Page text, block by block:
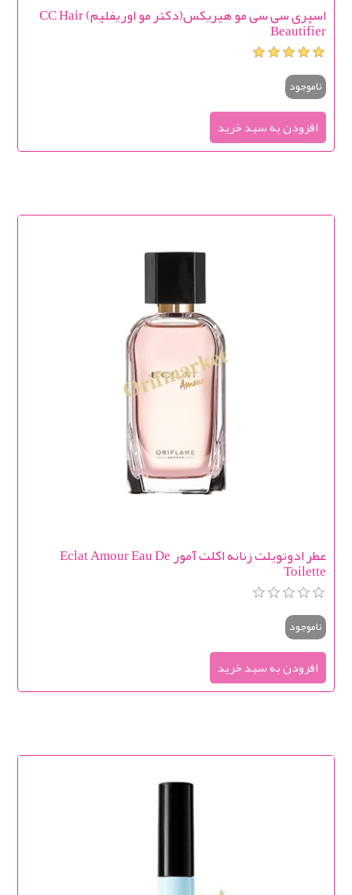
اسپری سی سی مو هیریکس(دکتر مو اوریفلیم) CC Hair
Beautifier
ناموجود
عطر ادوتویلت زنانه اكلت آمور Eclat Amour Eau De
Toilette
ناموجود